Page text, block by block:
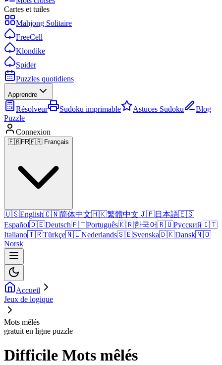
Cartes et tuiles
Mahjong Solitaire
FreeCell
Klondike
Spider
Puzzles quotidiens
Apprendre
Résolveur Sudoku imprimable Astuces Sudoku
Blog
Puzzle
Connexion
🇫🇷FR🇫🇷 Français
🇺🇸English🇨🇳简体中文🇭🇰繁體中文🇯🇵日本語🇪🇸
Español🇩🇪Deutsch🇵🇹Português🇰🇷한국어🇷🇺Русский🇮🇹
Italiano🇹🇷Türkçe🇳🇱Nederlands🇸🇪Svenska🇩🇰Dansk🇳🇴
Norsk
Accueil
Jeux de logique
Mots mêlés
gratuit en ligne puzzle
Difficile Mots mêlés